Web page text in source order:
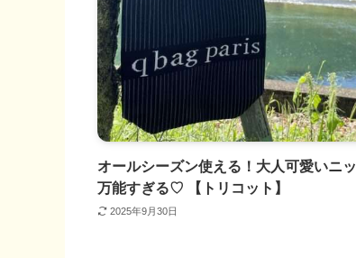
オールシーズン使える！大人可愛いニ
万能すぎる♡ 【トリコット】
2025年9月30日